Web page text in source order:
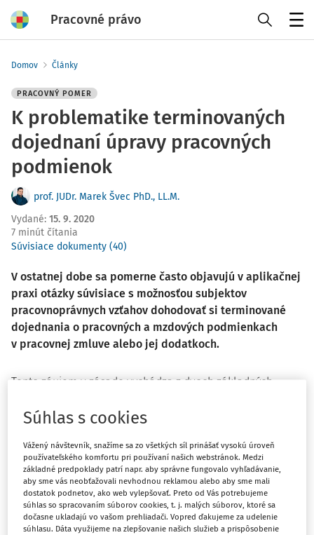
Pracovné právo
Domov Články
PRACOVNÝ POMER
K problematike terminovaných
dojednaní úpravy pracovných
podmienok
prof. JUDr. Marek Švec PhD., LL.M.
Vydané: 15. 9. 2020
7 minút čítania
Súvisiace dokumenty (40)
V ostatnej dobe sa pomerne často objavujú v aplikačnej
praxi otázky súvisiace s možnosťou subjektov
pracovnoprávnych vzťahov dohodovať si terminované
dojednania o pracovných a mzdových podmienkach
v pracovnej zmluve alebo jej dodatkoch.
Tento záujem v zásade vychádza z dvoch základných
zamestnávateľ potrebuje prekryť určité obdobie
resp. po celkovom objeme produktov a služieb, pričom
dôsledkom týchto javovje reálny pokles dopytu po
pracovnej sile jeho zamestnancov a tým potreba
skrátenia ustanoveného týždenného pracovného času
zamestnancov.
Súhlas s cookies
Vážený návštevník, snažíme sa zo všetkých síl prinášať vysokú úroveň
používateľského komfortu pri používaní našich webstránok. Medzi
základné predpoklady patrí napr. aby správne fungovalo vyhľadávanie,
aby sme vás neobťažovali nevhodnou reklamou alebo aby sme mali
dostatok podnetov, ako web vylepšovať. Preto od Vás potrebujeme
súhlas so spracovaním súborov cookies, t. j. malých súborov, ktoré sa
dočasne ukladajú vo vašom prehliadači. Vopred ďakujeme za udelenie
súhlasu. Dáta využijeme na zlepšovanie našich služieb a prispôsobenie